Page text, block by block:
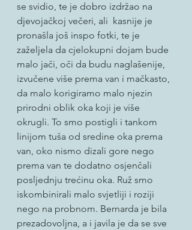
se svidio, te je dobro izdržao na
djevojačkoj večeri, ali  kasnije je
pronašla još inspo fotki, te je
zaželjela da cjelokupni dojam bude
malo jači, oči da budu naglašenije,
izvučene više prema van i mačkasto,
da malo korigiramo malo njezin
prirodni oblik oka koji je više
okrugli. To smo postigli i tankom
linijom tuša od sredine oka prema
van, oko nismo dizali gore nego
prema van te dodatno osjenčali
posljednju trećinu oka. Ruž smo
iskombinirali malo svjetliji i roziji
nego na probnom. Bernarda je bila
prezadovoljna, a i javila je da se sve